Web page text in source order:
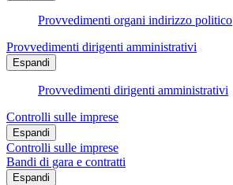
Provvedimenti organi indirizzo politico
Provvedimenti dirigenti amministrativi
Espandi
Provvedimenti dirigenti amministrativi
Controlli sulle imprese
Espandi
Controlli sulle imprese
Bandi di gara e contratti
Espandi